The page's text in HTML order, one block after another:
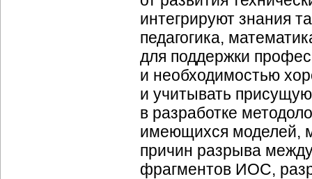
интегрируют знания
педагогика,
для поддержки
и необходимостью
и учитывать
в разработке
имеющихся моделей,
причин разрыва
фрагментов ИОС,